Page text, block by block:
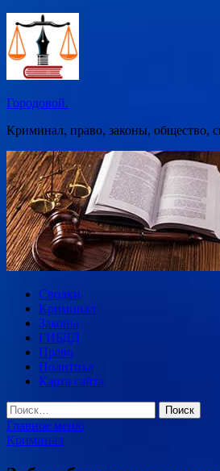
Перейти
содержимому
Городовой.
Криминал, право, законы, общество,
Сводки
Криминал
Законы
ГИБДД
Право
Политика
Карта сайта
Найти:
Главное меню
Криминал